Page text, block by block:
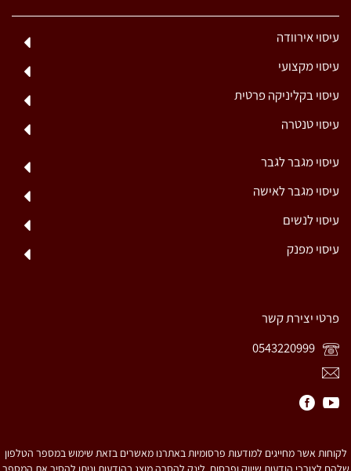
עיסוי אירוודה
עיסוי מקצועי
עיסוי בקליניקה פרטית
עיסוי טנטרה
עיסוי מגבר לגבר
עיסוי מגבר לאישה
עיסוי לנשים
עיסוי מפנק
פרטי יצירת קשר
לקוחות אשר מחייגים למודעות פרסומיות באתרנו מאשרים בזאת שימוש במספר הטלפון